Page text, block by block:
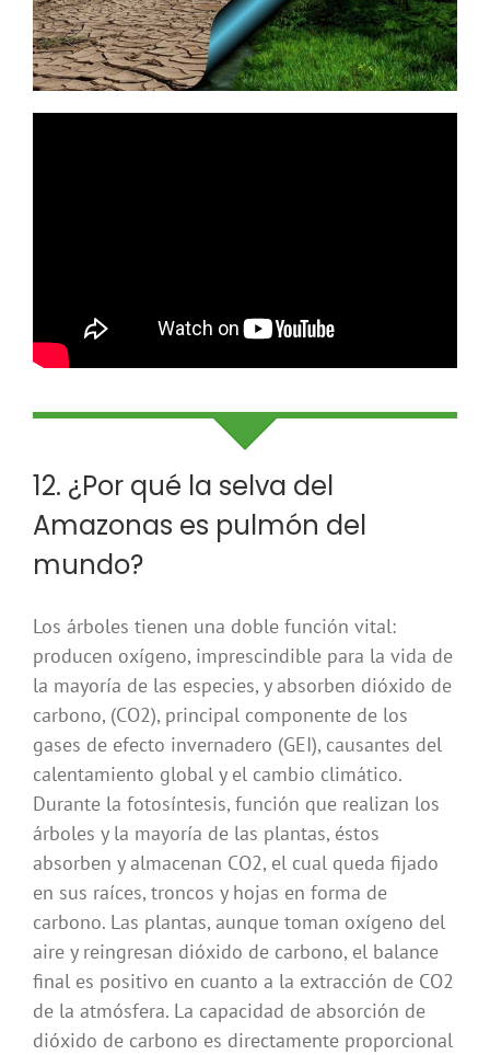
12. ¿Por qué la selva del
Amazonas es pulmón del
mundo?
Los árboles tienen una doble función vital:
producen oxígeno, imprescindible para la vida de
la mayoría de las especies, y absorben dióxido de
carbono, (CO2), principal componente de los
gases de efecto invernadero (GEI), causantes del
calentamiento global y el cambio climático.
Durante la fotosíntesis, función que realizan los
árboles y la mayoría de las plantas, éstos
absorben y almacenan CO2, el cual queda fijado
en sus raíces, troncos y hojas en forma de
carbono. Las plantas, aunque toman oxígeno del
aire y reingresan dióxido de carbono, el balance
final es positivo en cuanto a la extracción de CO2
de la atmósfera. La capacidad de absorción de
dióxido de carbono es directamente proporcional